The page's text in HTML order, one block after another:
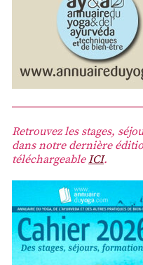
Retrouvez les stages,
dans notre dernière
téléchargeableICI.